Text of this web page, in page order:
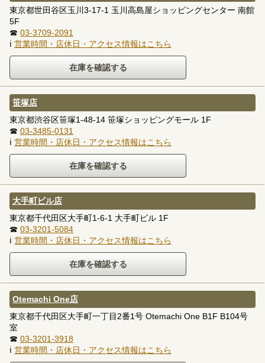
東京都世田谷区玉川3-17-1 玉川高島屋ショッピングセンター 南館
5F
☎ 03-3709-2091
ℹ 営業時間・店休日・アクセス情報はこちら
笹塚店
東京都渋谷区笹塚1-48-14 笹塚ショッピングモール 1F
☎ 03-3485-0131
ℹ 営業時間・店休日・アクセス情報はこちら
大手町ビル店
東京都千代田区大手町1-6-1 大手町ビル 1F
☎ 03-3201-5084
ℹ 営業時間・店休日・アクセス情報はこちら
Otemachi One店
東京都千代田区大手町一丁目2番1号 Otemachi One B1F B104号
室
☎ 03-3201-3918
ℹ 営業時間・店休日・アクセス情報はこちら